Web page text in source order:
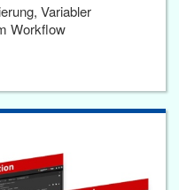
Variabler
Workflow